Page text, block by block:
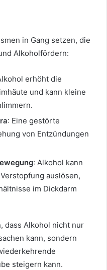
in Gang setzen, die
Alkoholfördern:
erhöht die
und kann kleine
: Eine gestörte
von Entzündungen
: Alkohol kann
auslösen,
im Dickdarm
dass Alkohol nicht nur
kann, sondern
steigern kann.